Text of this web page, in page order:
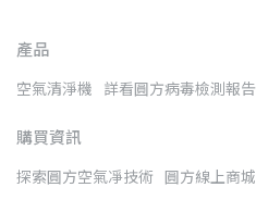
產品
空氣清淨機 詳看圓方病毒檢測報告
購買資訊
探索圓方空氣凈技術 圓方線上商城